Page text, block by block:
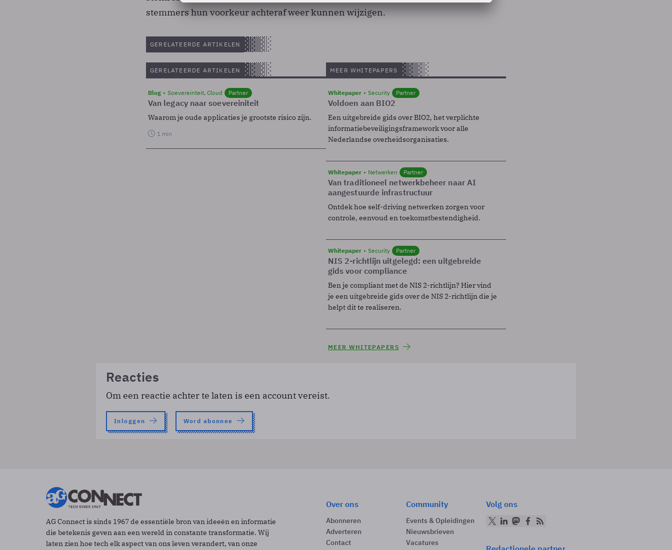
stemmers hun voorkeur achteraf weer kunnen wijzigen.
GERELATEERDE ARTIKELEN
GERELATEERDE ARTIKELEN
Blog Soevereinteit, Cloud Partner
Van legacy naar soevereiniteit
Waarom je oude applicaties je grootste risico zijn.
1 min
MEER WHITEPAPERS
Whitepaper Security Partner
Voldoen aan BIO2
Een uitgebreide gids over BIO2, het verplichte
informatiebeveiligingsframework voor alle
Nederlandse overheidsorganisaties.
Whitepaper Netwerken Partner
Van traditioneel netwerkbeheer naar AI
aangestuurde infrastructuur
Ontdek hoe self-driving netwerken zorgen voor
controle, eenvoud en toekomstbestendigheid.
Whitepaper Security Partner
NIS 2-richtlijn uitgelegd: een uitgebreide
gids voor compliance
Ben je compliant met de NIS 2-richtlijn? Hier vind
je een uitgebreide gids over de NIS 2-richtlijn die je
helpt dit te realiseren.
MEER WHITEPAPERS
Reacties
Om een reactie achter te laten is een account vereist.
Inloggen Word abonnee
AG Connect is sinds 1967 de essentiële bron van ideeën en informatie
die betekenis geven aan een wereld in constante transformatie. Wij
laten zien hoe tech elk aspect van ons leven verandert, van onze
Over ons
Abonneren
Adverteren
Contact
Community
Events & Opleidingen
Nieuwsbrieven
Vacatures
Volg ons